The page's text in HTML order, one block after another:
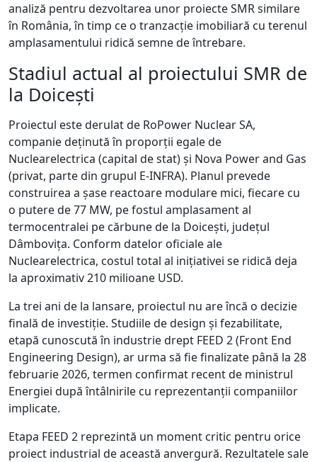
analiză pentru dezvoltarea unor proiecte SMR similare
în România, în timp ce o tranzacție imobiliară cu terenul
amplasamentului ridică semne de întrebare.
Stadiul actual al proiectului SMR de
la Doicești
Proiectul este derulat de RoPower Nuclear SA,
companie deținută în proporții egale de
Nuclearelectrica (capital de stat) și Nova Power and Gas
(privat, parte din grupul E-INFRA). Planul prevede
construirea a șase reactoare modulare mici, fiecare cu
o putere de 77 MW, pe fostul amplasament al
termocentralei pe cărbune de la Doicești, județul
Dâmbovița. Conform datelor oficiale ale
Nuclearelectrica, costul total al inițiativei se ridică deja
la aproximativ 210 milioane USD.
La trei ani de la lansare, proiectul nu are încă o decizie
finală de investiție. Studiile de design și fezabilitate,
etapă cunoscută în industrie drept FEED 2 (Front End
Engineering Design), ar urma să fie finalizate până la 28
februarie 2026, termen confirmat recent de ministrul
Energiei după întâlnirile cu reprezentanții companiilor
implicate.
Etapa FEED 2 reprezintă un moment critic pentru orice
proiect industrial de această anvergură. Rezultatele sale